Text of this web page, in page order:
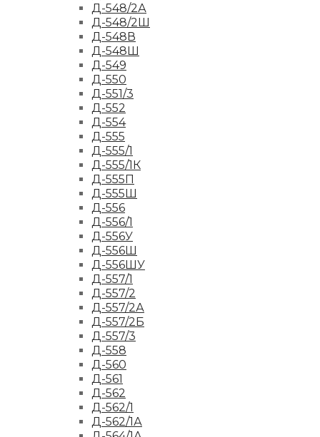
Д-548/2А
Д-548/2Ш
Д-548В
Д-548Ш
Д-549
Д-550
Д-551/3
Д-552
Д-554
Д-555
Д-555/1
Д-555/1К
Д-555П
Д-555Ш
Д-556
Д-556/1
Д-556У
Д-556Ш
Д-556ШУ
Д-557/1
Д-557/2
Д-557/2А
Д-557/2Б
Д-557/3
Д-558
Д-560
Д-561
Д-562
Д-562/1
Д-562/1А